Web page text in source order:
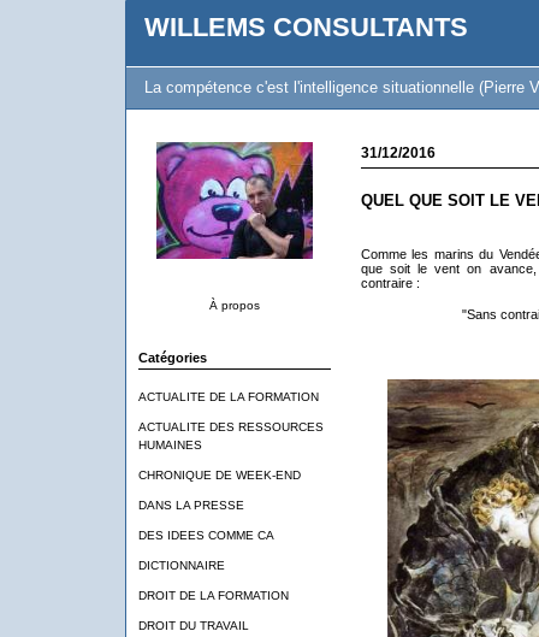
WILLEMS CONSULTANTS
La compétence c'est l'intelligence situationnelle (Pierre
À propos
Catégories
ACTUALITE DE LA FORMATION
ACTUALITE DES RESSOURCES
HUMAINES
CHRONIQUE DE WEEK-END
DANS LA PRESSE
DES IDEES COMME CA
DICTIONNAIRE
DROIT DE LA FORMATION
DROIT DU TRAVAIL
31/12/2016
QUEL QUE SOIT LE
Comme les marins du
que soit le vent on
contraire :
"Sans